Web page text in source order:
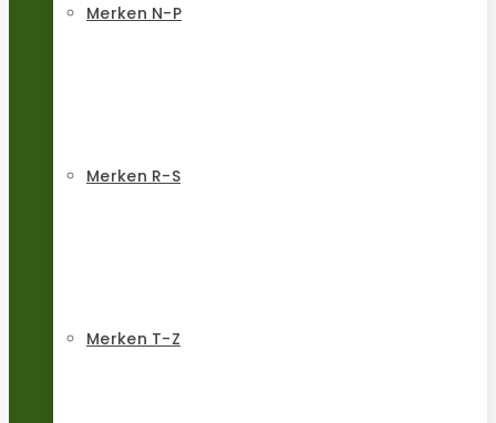
Merken N-P
Merken R-S
Merken T-Z